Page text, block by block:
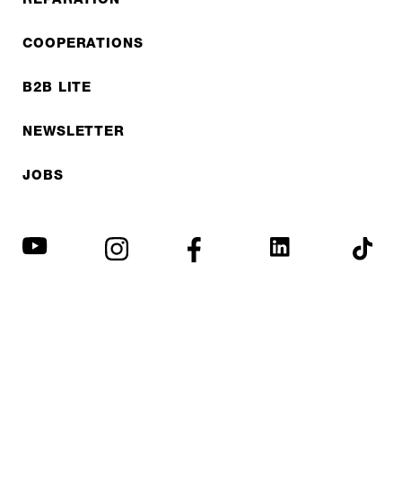
COOPERATIONS
B2B LITE
NEWSLETTER
JOBS